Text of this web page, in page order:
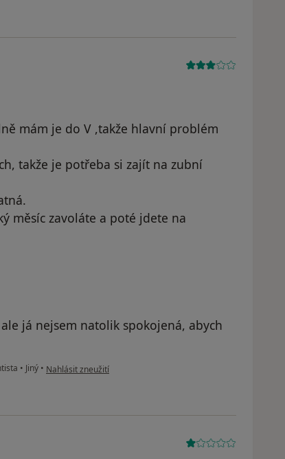
mám je do V ,takže hlavní problém
takže je potřeba si zajít na zubní
měsíc zavoláte a poté jdete na
já nejsem natolik spokojená, abych
• Jiný • podle názoru uživatele Rk
Nahlásit zneužití